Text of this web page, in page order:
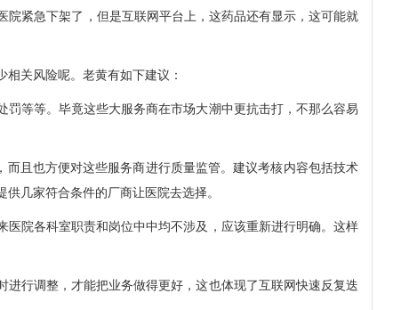
紧急下架了，但是互联网平台上，这药品还有显示，这可能就
关风险呢。老黄有如下建议：
等等。毕竟这些大服务商在市场大潮中更抗击打，不那么容易
且也方便对这些服务商进行质量监管。建议考核内容包括技术
几家符合条件的厂商让医院去选择。
院各科室职责和岗位中中均不涉及，应该重新进行明确。这样
行调整，才能把业务做得更好，这也体现了互联网快速反复迭